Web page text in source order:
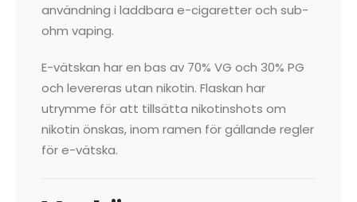
användning i laddbara e-cigaretter och sub-
ohm vaping.
E-vätskan har en bas av 70% VG och 30% PG
och levereras utan nikotin. Flaskan har
utrymme för att tillsätta nikotinshots om
nikotin önskas, inom ramen för gällande regler
för e-vätska.